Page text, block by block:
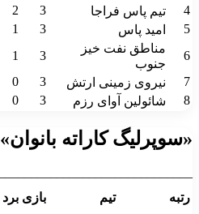
4
تیم پاس فراجا 3
2
5
امید پاس 3
1
6
مناطق نفت خیز
جنوب
3
1
7
نیروی زمینی ارتش 3
0
8
شائولین آوای رزم 3
0
«سوپرلیگ کاراته بانوان»
رتبه
تیم بازی برد